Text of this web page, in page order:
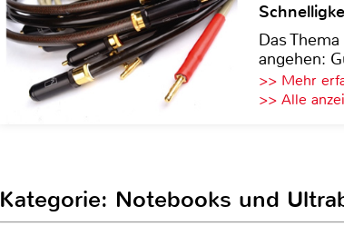
Das
angehen:
>> Mehr
>> Alle
Kategorie: Notebooks und